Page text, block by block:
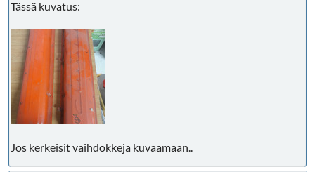
Tässä kuvatus:
Jos kerkeisit vaihdokkeja kuvaamaan..